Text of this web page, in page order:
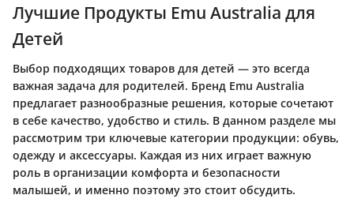
Лучшие Продукты Emu Australia для
Детей
Выбор подходящих товаров для детей — это всегда
важная задача для родителей. Бренд Emu Australia
предлагает разнообразные решения, которые сочетают
в себе качество, удобство и стиль. В данном разделе мы
рассмотрим три ключевые категории продукции: обувь,
одежду и аксессуары. Каждая из них играет важную
роль в организации комфорта и безопасности
малышей, и именно поэтому это стоит обсудить.